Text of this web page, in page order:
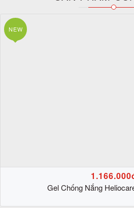
NEW
Gel Chống Nắng